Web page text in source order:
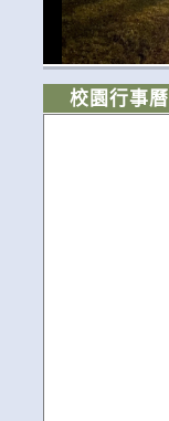
校園行事曆